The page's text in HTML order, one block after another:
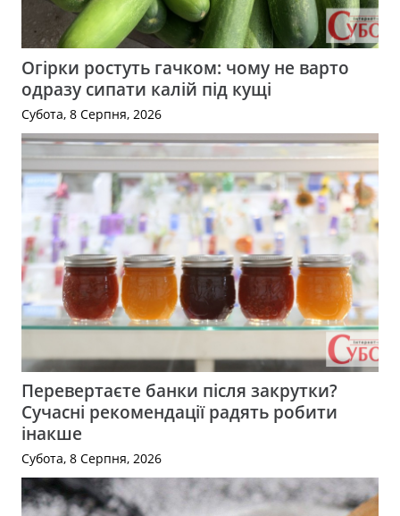
Огірки ростуть гачком: чому не варто
одразу сипати калій під кущі
Субота, 8 Серпня, 2026
Перевертаєте банки після закрутки?
Сучасні рекомендації радять робити
інакше
Субота, 8 Серпня, 2026